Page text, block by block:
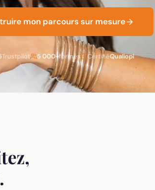
mon parcours sur mesure
Trustpilot 5 000+formés CertifiéQualiopi